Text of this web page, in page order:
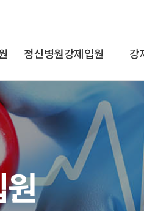
정신병원강제입원
조현병,망상증,치매
강